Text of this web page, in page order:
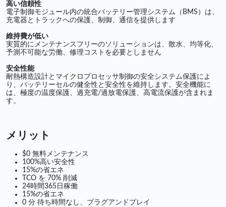
高い信頼性
電子制御モジュール内の統合バッテリー管理システム（BMS）は、
充電器とトラックへの保護、制御、通信を提供します
維持費が低い
実質的にメンテナンスフリーのソリューションは、散水、均等化、
予測不可能な労働、修理コストを必要としません
安全性能
耐熱構造設計とマイクロプロセッサ制御の安全システム保護によ
り、バッテリーセルの健全性と安全性を維持します。安全機能に
は、極度の温度保護、過充電/過放電保護、高電流保護が含まれま
す。
メリット
$0 無料メンテナンス
100%高い安全性
15%の省エネ
TCO を 70% 削減
24時間365日稼働
15%の省エネ
0 分 待ち時間なし、プラグアンドプレイ